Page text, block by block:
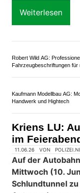
22.07.26 VON
zwischen einem
Zwei Personen
144 zur
Weiterlesen